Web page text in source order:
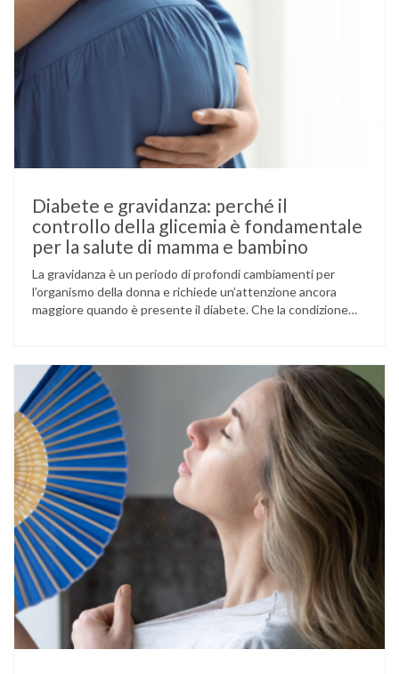
Diabete e gravidanza: perché il
controllo della glicemia è fondamentale
per la salute di mamma e bambino
La gravidanza è un periodo di profondi cambiamenti per
l’organismo della donna e richiede un’attenzione ancora
maggiore quando è presente il diabete. Che la condizione
volta durante la gestazione (diabete gestazionale),
mantenere …